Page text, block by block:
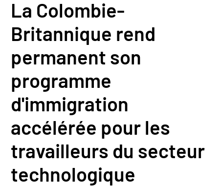
La Colombie-
Britannique rend
permanent son
programme
d'immigration
accélérée pour les
travailleurs du secteur
technologique